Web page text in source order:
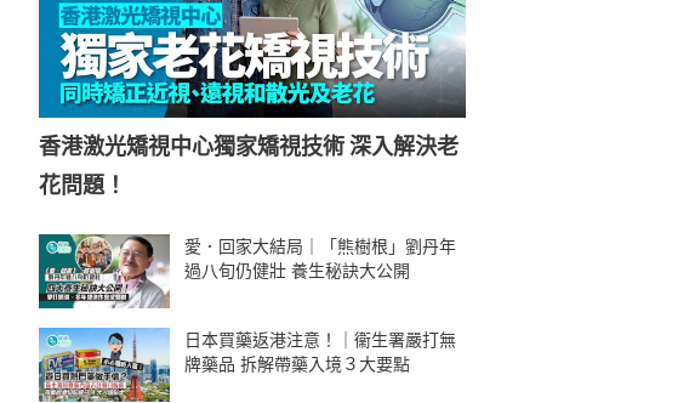
香港激光矯視中心獨家矯視技術 深入解決老
花問題！
愛．回家大結局｜「熊樹根」劉丹年
過八旬仍健壯 養生秘訣大公開
日本買藥返港注意！｜衞生署嚴打無
牌藥品 拆解帶藥入境３大要點